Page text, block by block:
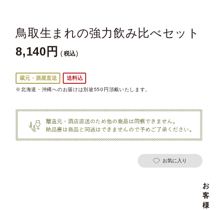
鳥取生まれの強力飲み比べセット
8,140 税込
蔵元・酒屋直送 送料込
※北海道・沖縄へのお届けは別途550円頂戴いたします。
お気に入り
お
客
様